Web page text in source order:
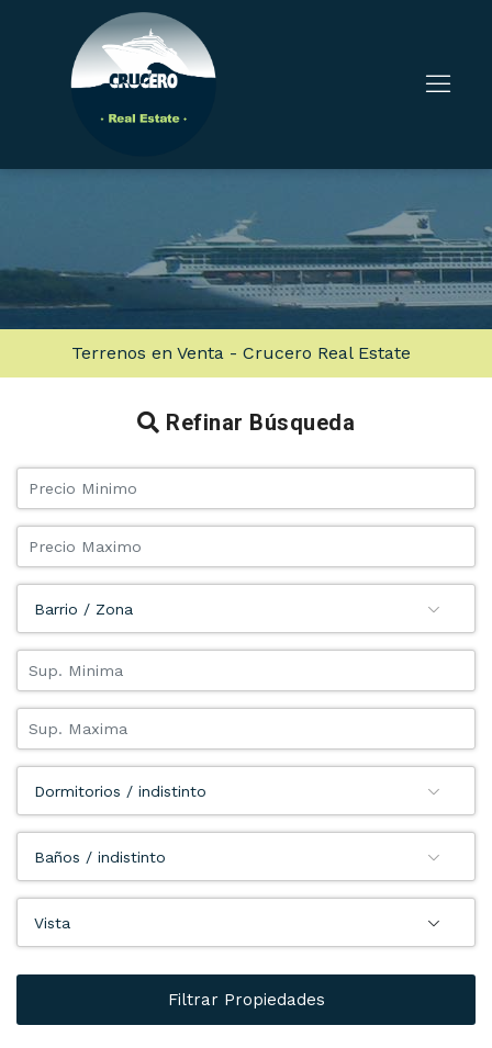
Terrenos en Venta - Crucero Real Estate
Refinar Búsqueda
Barrio / Zona
Dormitorios / indistinto
Baños / indistinto
Vista
Filtrar Propiedades